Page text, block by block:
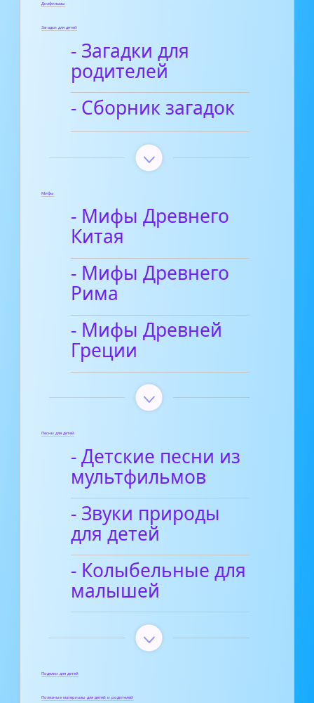
Диафильмы
Загадки для детей
- Загадки для
родителей
- Сборник загадок
Мифы
- Мифы Древнего
Китая
- Мифы Древнего
Рима
- Мифы Древней
Греции
Песни для детей
- Детские песни из
мультфильмов
- Звуки природы
для детей
- Колыбельные для
малышей
Поделки для детей
Полезные материалы для детей и родителей